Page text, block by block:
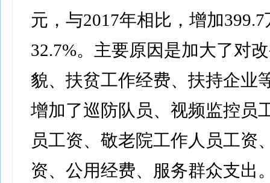
元，与2017年相比，增加
32.7%。主要原因是加大了对
貌、扶贫工作经费、扶持企业
增加了巡防队员、视频监控员
员工资、敬老院工作人员工资
资、公用经费、服务群众支出